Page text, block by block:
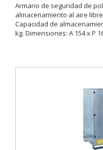
Armario de seguridad de
almacenamiento al aire
Capacidad de
kg. Dimensiones: A 154 x P